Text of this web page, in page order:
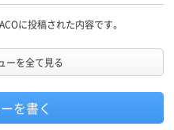
に投稿された内容です。
ーを全て見る
を書く